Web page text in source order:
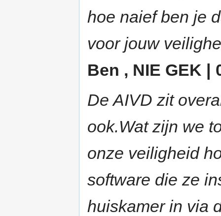
hoe naief ben je
voor jouw
Ben , NIE GEK |
De AIVD zit
ook.Wat zijn we
onze veiligheid
software die ze
huiskamer in via